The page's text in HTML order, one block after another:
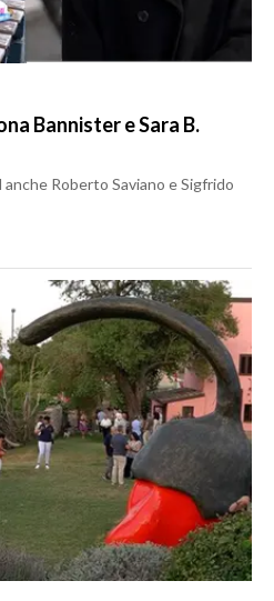
Bannister e Sara B.
Roberto Saviano e Sigfrido